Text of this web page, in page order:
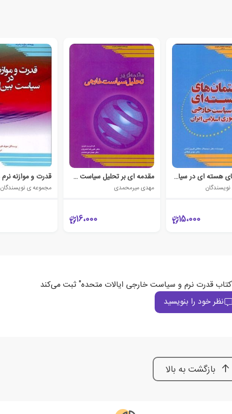
گفتمان های هسته ای در سیاست خارجی جمهوری اسلامی ایران
15،000
مقدمه ای بر تحلیل سیاست خارجی
مهدی میرمحمدی
16،000
مجموعه ی نویسندگان
"کتاب قدرت نرم و سیاست خارجی ایالات متحده" ثبت می‌کند
نظر خود را بنویسید
بازگشت به بالا